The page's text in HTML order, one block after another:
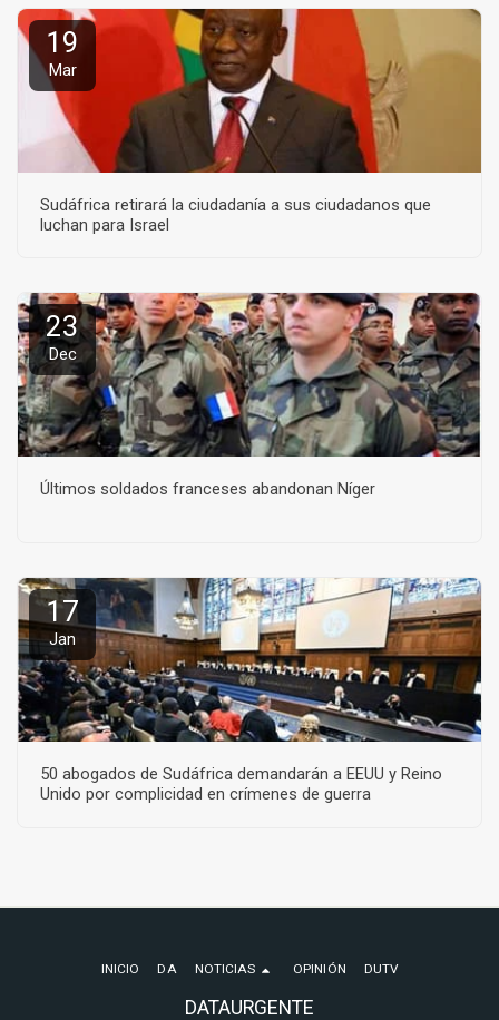
19
Mar
Sudáfrica retirará la ciudadanía a sus ciudadanos que
luchan para Israel
23
Dec
Últimos soldados franceses abandonan Níger
17
Jan
50 abogados de Sudáfrica demandarán a EEUU y Reino
Unido por complicidad en crímenes de guerra
DATAURGENTE
INICIO DA NOTICIAS OPINIÓN DUTV